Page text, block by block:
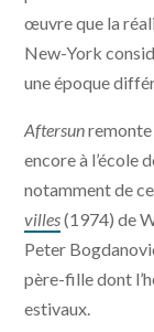
œuvre que la
New-York
une époque
Aftersunremonte
encore à l’école
notamment de
villes(1974) de
Peter
père-fille dont
estivaux.